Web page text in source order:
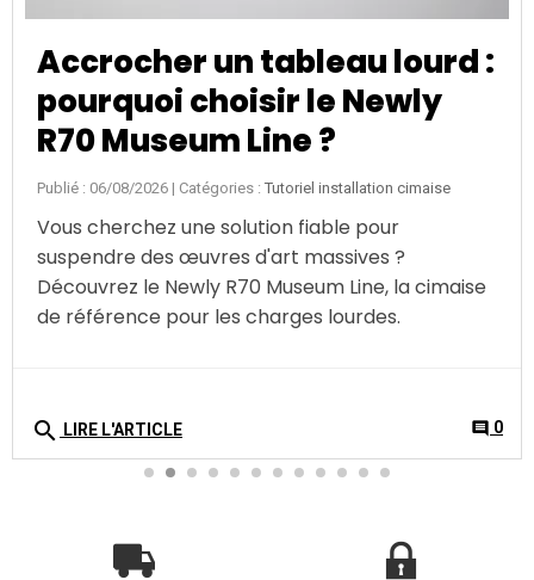
Accrocher un tableau lourd :
pourquoi choisir le Newly
R70 Museum Line ?
Publié : 06/08/2026 | Catégories : Tutoriel installation cimaise
Vous cherchez une solution fiable pour
suspendre des œuvres d'art massives ?
Découvrez le Newly R70 Museum Line, la cimaise
de référence pour les charges lourdes.
search LIRE L'ARTICLE comment 0